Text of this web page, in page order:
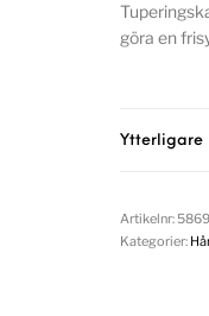
göra en
Ytterligare
Artikelnr:
Kategorier: